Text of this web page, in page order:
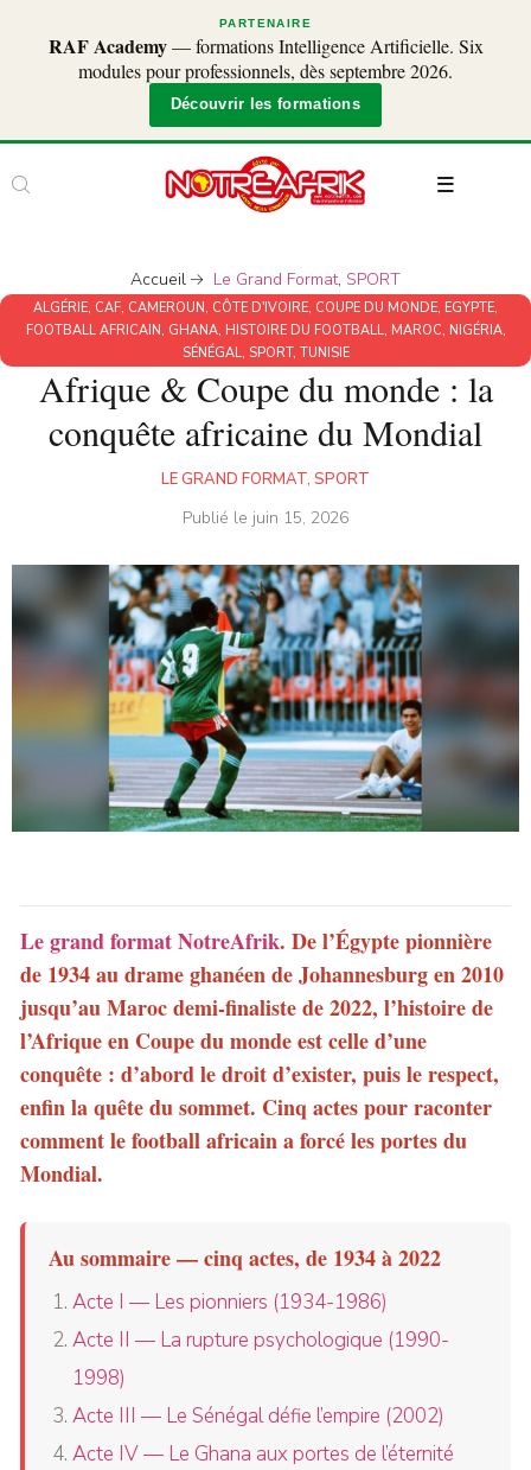
PARTENAIRE
RAF Academy— formations Intelligence Artificielle. Six
modules pour professionnels, dès septembre 2026.
Découvrir les formations
Accueil Le Grand Format, SPORT
ALGÉRIE, CAF, CAMEROUN, CÔTE D'IVOIRE, COUPE DU MONDE, EGYPTE,
FOOTBALL AFRICAIN, GHANA, HISTOIRE DU FOOTBALL, MAROC, NIGÉRIA,
SÉNÉGAL, SPORT, TUNISIE
Afrique & Coupe du monde : la
conquête africaine du Mondial
LE GRAND FORMAT, SPORT
Publié le juin 15, 2026
Le grand format NotreAfrik. De l’Égypte pionnière
de 1934 au drame ghanéen de Johannesburg en 2010
jusqu’au Maroc demi-finaliste de 2022, l’histoire de
l’Afrique en Coupe du monde est celle d’une
conquête : d’abord le droit d’exister, puis le respect,
enfin la quête du sommet. Cinq actes pour raconter
comment le football africain a forcé les portes du
Mondial.
Au sommaire — cinq actes, de 1934 à 2022
Acte I — Les pionniers (1934-1986)
Acte II — La rupture psychologique (1990-
1998)
Acte III — Le Sénégal défie l’empire (2002)
Acte IV — Le Ghana aux portes de l’éternité